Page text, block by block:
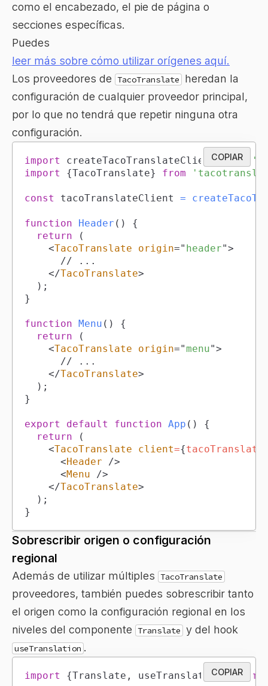
como el encabezado, el pie de página o
secciones específicas.
Puedes
leer más sobre cómo utilizar orígenes aquí.
Los proveedores de TacoTranslate
heredan la
configuración de cualquier proveedor principal,
por lo que no tendrá que repetir ninguna otra
configuración.
COPIAR
import createTacoTranslateClient from
import
{TacoTranslate} from
const tacoTranslateClient =
function Header ( )
{
return
(
<TacoTranslate origin=" header">
</TacoTranslate>
) ;
}
function Menu ( )
{
return
(
<TacoTranslate origin="menu">
</TacoTranslate>
) ;
}
export default function App ( )
{
return
(
<TacoTranslate client={
<Header
/>
<Menu
/>
</TacoTranslate>
) ;
}
Sobrescribir origen o configuración
regional
Además de utilizar múltiples TacoTranslate
proveedores, también puedes sobrescribir tanto
el origen como la configuración regional en los
niveles del componente Translate y del hook
useTranslation .
COPIAR
import {Translate , useTranslation} from